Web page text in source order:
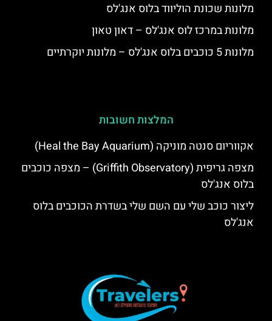
מלונות שכונת הוליווד בלוס אנג'לס
מלונות במרכז לוס אנג'לס – דאון טאון
מלונות 5 כוכבים בלוס אנג'לס – מלונות יוקרתיים
המלצות חשובות
אקווריום סנטה מוניקה (Heal the Bay Aquarium)
מצפה גריפית (Griffith Observatory) – מצפה כוכבים
בלוס אנג'לס
ליצור כוכב שלי עם השם שלי בשדרת הכוכבים בלוס
אנג'לס